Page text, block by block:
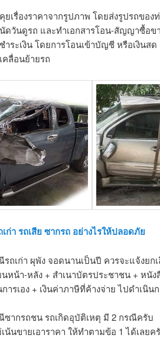
คุยเรื่องราคาจากรูปภาพ โดยส่งรูปรถขอ
นัดวันดูรถ และทำเอกสารโอน-สัญญาซื้อข
ชำระเงิน โดยการโอนเข้าบัญชี หรือเงินสด
เคลื่อนย้ายรถ
ก่า รถเสีย ซากรถ อย่างไรให้ปลอดภัย
รถเก่า ผุพัง จอดนานเป็นปี ควรจะแจ้งยก
นหน้า-หลัง + สำเนาบัตรประชาชน + หนั
การเอง + เงินค่าภาษีที่ค้างจ่าย ไปดำเนิ
ซากรถชน รถเกิดอุบัติเหตุ มี 2 กรณีครับ
น้นขายเอาราคา ให้ทำตามข้อ 1 ได้เลยค